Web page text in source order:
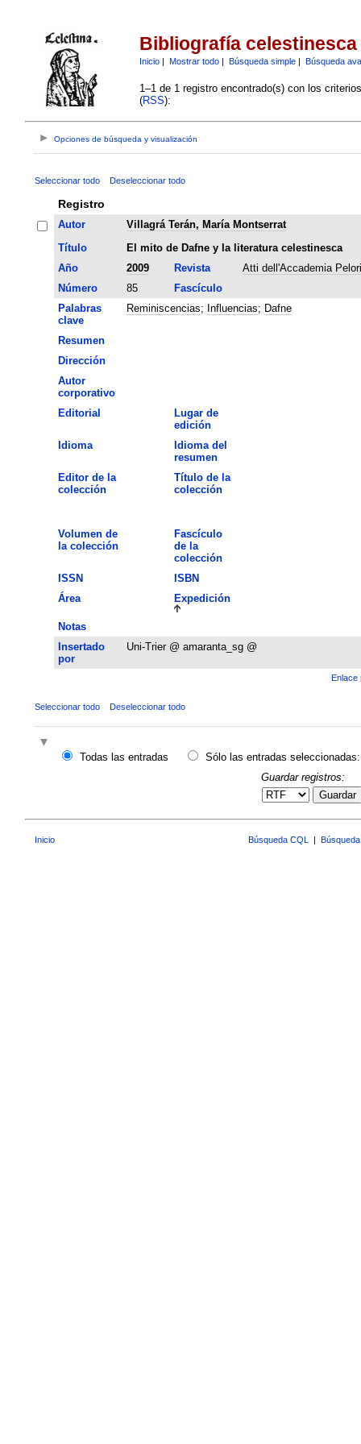
Bibliografía celestinesca
Inicio| Mostrar todo| Búsqueda simple| Búsqueda
1–1 de 1 registro encontrado(s) con los
(RSS):
Opciones de búsqueda y visualización
Seleccionar todo Deseleccionar todo
Registro
Autor
Villagrá Terán, María Montserrat
Título
El mito de Dafne y la literatura celestinesca
Año
2009 Revista
Atti dell'Accademia
Número
85
Fascículo
Palabras
clave
Reminiscencias; Influencias; Dafne
Resumen
Dirección
Autor
corporativo
Editorial
Lugar de
edición
Idioma
Idioma del
resumen
Editor de la
colección
Título de la
colección
Volumen de
la colección
Fascículo
de la
colección
ISSN
ISBN
Área
Expedición
Notas
Insertado
por
Uni-Trier @ amaranta_sg @
Enlace
Seleccionar todo Deseleccionar todo
Todas las entradas
Sólo las entradas seleccionadas:
Guardar registros:
Guardar
Inicio Búsqueda CQL